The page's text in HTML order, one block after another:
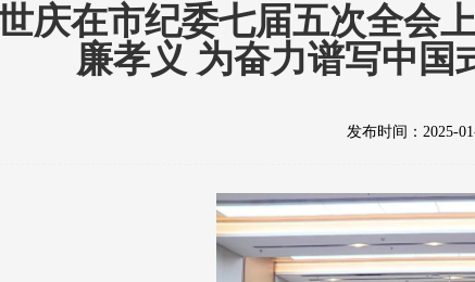
庆在市纪委七届五次全会
廉孝义 为奋力谱写中国
发布时间：2025-